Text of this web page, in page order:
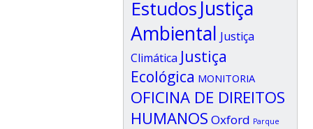
EstudosJustiça
Ambiental Justiça
Climática Justiça
Ecológica MONITORIA
OFICINA DE DIREITOS
HUMANOS Oxford Parque